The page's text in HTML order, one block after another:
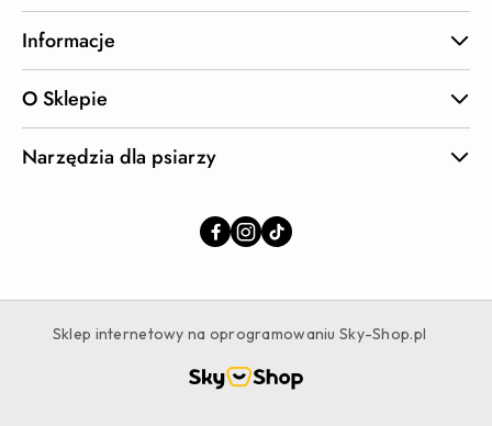
Informacje
O Sklepie
Narzędzia dla psiarzy
Sklep internetowy na oprogramowaniu Sky-Shop.pl